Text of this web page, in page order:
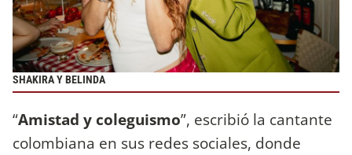
SHAKIRA Y BELINDA
“Amistad y coleguismo”, escribió la cantante
colombiana en sus redes sociales, donde